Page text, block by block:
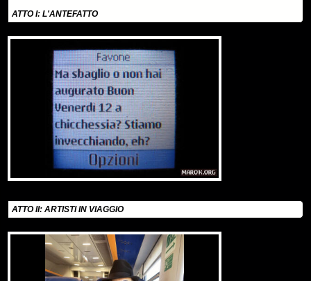
ATTO I: L'ANTEFATTO
ATTO II: ARTISTI IN VIAGGIO